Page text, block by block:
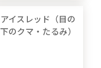
アイスレッド（目の
下のクマ・たるみ）